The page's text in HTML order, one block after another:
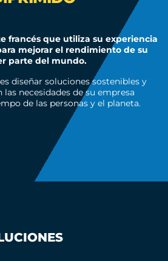
francés que utiliza su experiencia
mejorar el rendimiento de su
parte del mundo.
diseñar soluciones sostenibles y
necesidades de su empresa
de las personas y el planeta.